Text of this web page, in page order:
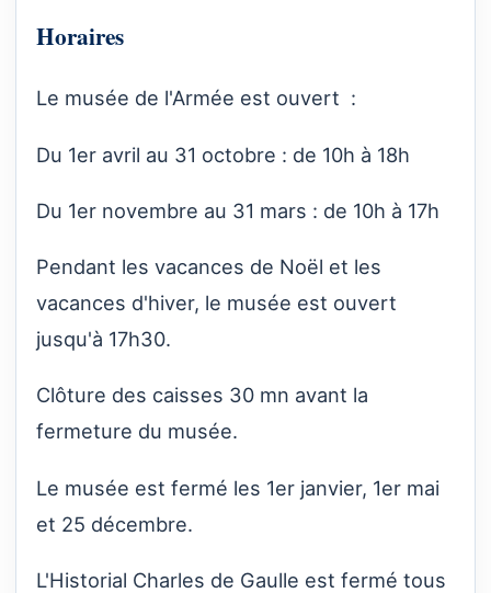
Horaires
Le musée de l'Armée est ouvert :
Du 1er avril au 31 octobre : de 10h à 18h
Du 1er novembre au 31 mars : de 10h à 17h
Pendant les vacances de Noël et les
vacances d'hiver, le musée est ouvert
jusqu'à 17h30.
Clôture des caisses 30 mn avant la
fermeture du musée.
Le musée est fermé les 1er janvier, 1er mai
et 25 décembre.
L'Historial Charles de Gaulle est fermé tous